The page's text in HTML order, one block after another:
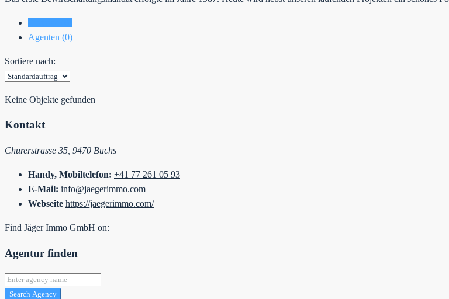
Agenten (0)
Sortiere nach:
Keine Objekte gefunden
Kontakt
Churerstrasse 35, 9470 Buchs
Handy, Mobiltelefon: +41 77 261 05 93
E-Mail: info@jaegerimmo.com
Webseite https://jaegerimmo.com/
Find Jäger Immo GmbH on:
Agentur finden
Search Agency